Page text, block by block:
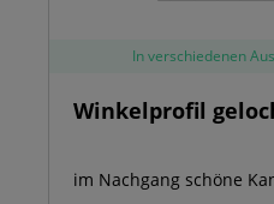
In verschiedenen
Winkelprofil
im Nachgang schöne